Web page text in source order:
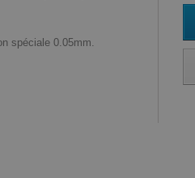
spéciale 0.05mm.